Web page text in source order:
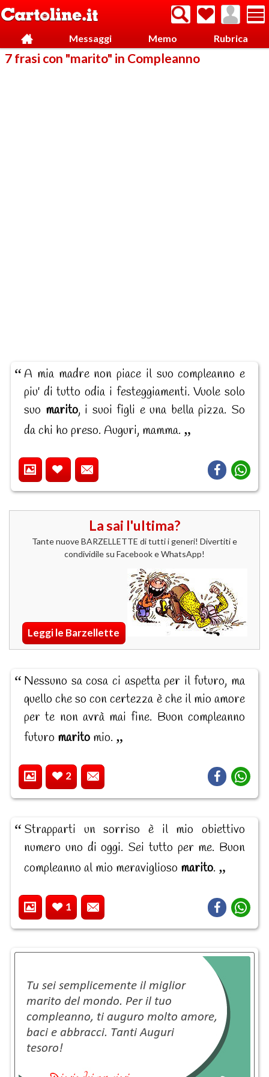
Messaggi Memo Rubrica
7 frasi con "marito" in Compleanno
A mia madre non piace il suo compleanno e
piu' di tutto odia i festeggiamenti. Vuole solo
suo marito, i suoi figli e una bella pizza. So
da chi ho preso. Auguri, mamma.
La sai l'ultima?
Tante nuove BARZELLETTE di tutti i generi! Divertiti e
condividile su Facebook e WhatsApp!
Leggi le Barzellette
Nessuno sa cosa ci aspetta per il futuro, ma
quello che so con certezza è che il mio amore
per te non avrà mai fine. Buon compleanno
futuro marito mio.
2
Strapparti un sorriso è il mio obiettivo
numero uno di oggi. Sei tutto per me. Buon
compleanno al mio meraviglioso marito.
1